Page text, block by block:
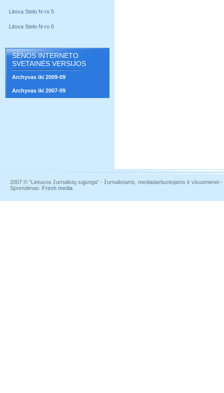
Litova Stelo N-ro 5
Litova Stelo N-ro 6
SENOS INTERNETO
SVETAINĖS VERSIJOS
Archyvas iki 2009-09
Archyvas iki 2007-09
2007 © “Lietuvos žurnalistų sąjunga” - žurnalistams, mediadarbuotojams ir visuomenei
Sprendimas: Fresh media